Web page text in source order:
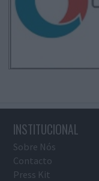
INSTITUCIONAL
Sobre Nós
Contacto
Press Kit